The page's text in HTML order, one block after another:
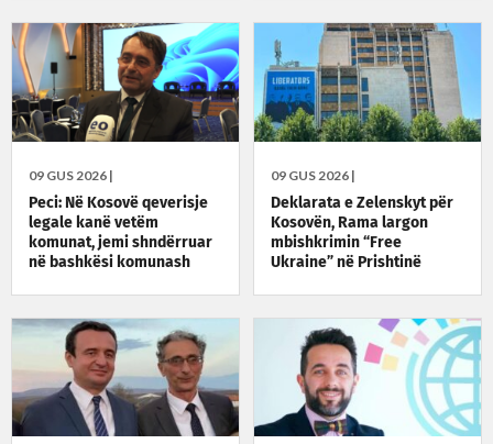
09 GUS 2026 |
Peci: Në Kosovë qeverisje
legale kanë vetëm
komunat, jemi shndërruar
në bashkësi komunash
09 GUS 2026 |
Deklarata e Zelenskyt për
Kosovën, Rama largon
mbishkrimin “Free
Ukraine” në Prishtinë